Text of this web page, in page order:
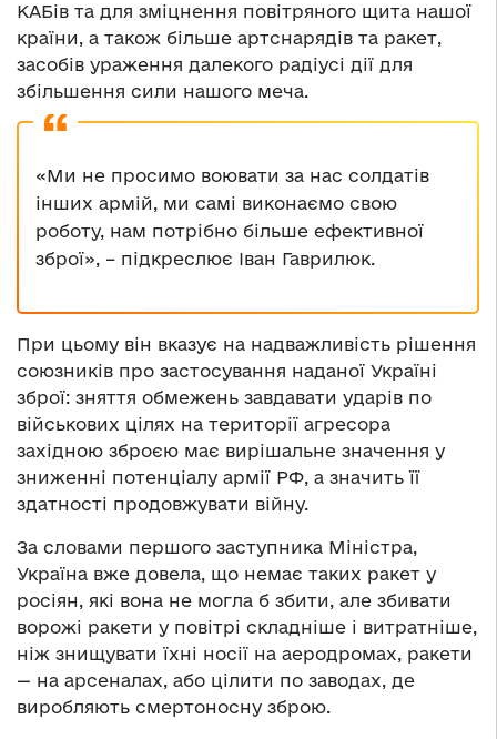
КАБів та для зміцнення повітряного щита нашої
країни, а також більше артснарядів та ракет,
засобів ураження далекого радіусі дії для
збільшення сили нашого меча.
«Ми не просимо воювати за нас солдатів
інших армій, ми самі виконаємо свою
роботу, нам потрібно більше ефективної
зброї», – підкреслює Іван Гаврилюк.
При цьому він вказує на надважливість рішення
союзників про застосування наданої Україні
зброї: зняття обмежень завдавати ударів по
військових цілях на території агресора
західною зброєю має вирішальне значення у
зниженні потенціалу армії РФ, а значить її
здатності продовжувати війну.
За словами першого заступника Міністра,
Україна вже довела, що немає таких ракет у
росіян, які вона не могла б збити, але збивати
ворожі ракети у повітрі складніше і витратніше,
ніж знищувати їхні носії на аеродромах, ракети
— на арсеналах, або цілити по заводах, де
виробляють смертоносну зброю.